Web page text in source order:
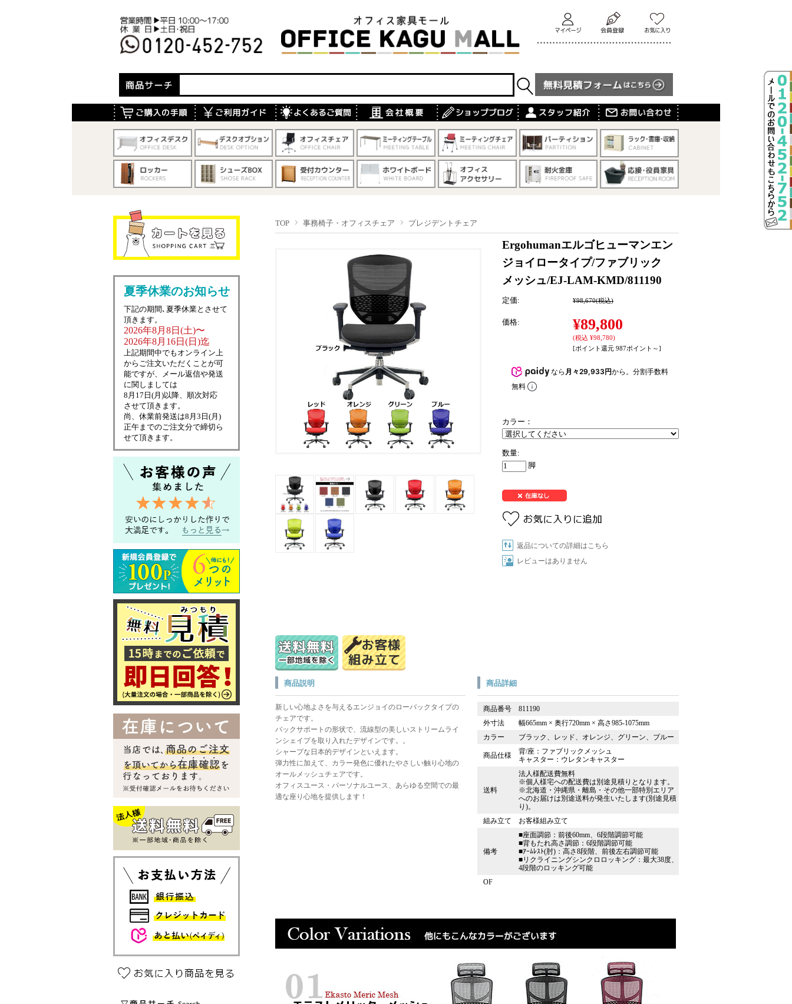
TOP 事務椅子・オフィスチェア プレジデントチェア
Ergohumanエルゴヒューマンエン
ジョイロータイプ/ファブリック
メッシュ/EJ-LAM-KMD/811190
定価: ¥98,670(税込)
価格: ¥89,800
(税込 ¥98,780)
[ポイント還元 987ポイント～]
なら 月々29,933円から。分割手数料
無料
カラー：
数量:
脚
返品についての詳細はこちら
レビューはありません
商品説明
新しい心地よさを与えるエンジョイのローバックタイプの
チェアです。
バックサポートの形状で、流線型の美しいストリームライ
ンシェイプを取り入れたデザインです。。
シャープな日本的デザインといえます。
弾力性に加えて、カラー発色に優れたやさしい触り心地の
オールメッシュチェアです。
オフィスユース・パーソナルユース、あらゆる空間での最
適な座り心地を提供します！
商品詳細
商品番号
811190
外寸法
幅665mm × 奥行720mm × 高さ985-1075mm
カラー
ブラック、レッド、オレンジ、グリーン、ブルー
商品仕様
背/座：ファブリックメッシュ
キャスター：ウレタンキャスター
送料
法人様配送費無料
※個人様宅への配送費は別途見積りとなります。
※北海道・沖縄県・離島・その他一部特別エリア
へのお届けは別途送料が発生いたします(別途見積
り)。
組み立て
お客様組み立て
備考
■座面調節：前後60mm、6段階調節可能
■背もたれ高さ調節：6段階調節可能
■ｱｰﾑﾚｽﾄ(肘)：高さ8段階、前後左右調節可能
■リクライニングシンクロロッキング：最大38度、
4段階のロッキング可能
OF
夏季休業のお知らせ
下記の期間､夏季休業とさせて
頂きます。
2026年8月8日(土)〜
2026年8月16日(日)迄
上記期間中でもオンライン上
からご注文いただくことが可
能ですが、メール返信や発送
に関しましては
8月17日(月)以降、順次対応
させて頂きます。
尚、休業前発送は8月3日(月)
正午までのご注文分で締切ら
せて頂きます。